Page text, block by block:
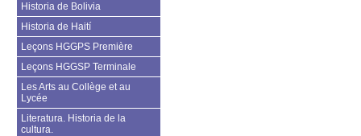
Historia de Bolivia
Historia de Haití
Leçons HGGPS Première
Leçons HGGSP Terminale
Les Arts au Collège et au
Lycée
Literatura. Historia de la
cultura.